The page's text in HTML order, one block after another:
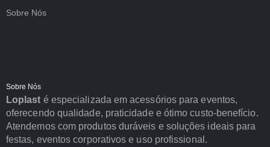
Sobre Nós
Sobre Nós
Loplast é especializada em acessórios para eventos,
oferecendo qualidade, praticidade e ótimo custo-benefício.
Atendemos com produtos duráveis e soluções ideais para
festas, eventos corporativos e uso profissional.